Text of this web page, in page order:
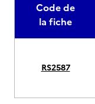
Code de
la fiche
RS2587